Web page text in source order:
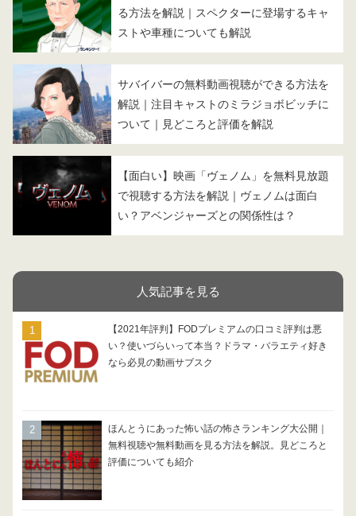
る方法を解説｜スペクターに登場するキャ
ストや車種についても解説
サバイバーの無料動画視聴ができる方法を
解説｜注目キャストのミラジョボビッチに
ついて｜見どころと評価を解説
【面白い】映画「ヴェノム」を無料見放題
で視聴する方法を解説｜ヴェノムは面白
い？アベンジャーズとの関係性は？
人気記事を見る
【2021年評判】FODプレミアムの口コミ評判は悪
い？使いづらいって本当？ドラマ・バラエティ好き
なら必見の動画サブスク
ほんとうにあった怖い話の怖さランキング大公開｜
無料視聴や無料動画を見る方法を解説。見どころと
評価についても紹介